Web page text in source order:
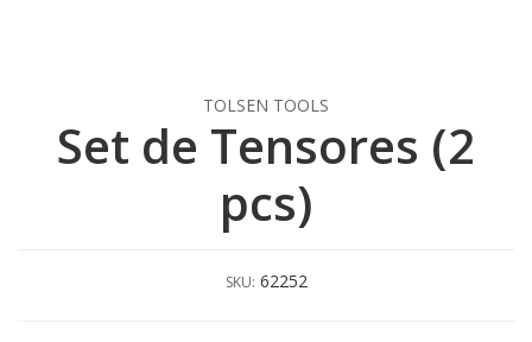
TOLSEN TOOLS
Set de Tensores (2
pcs)
SKU: 62252